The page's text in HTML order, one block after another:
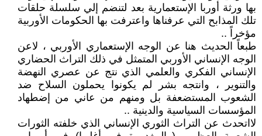
بها ورثة أوربا الإستعمارية بعد لتنضم إلي سلسلة حلقات
تلك المذابح التي عرفناها واعترفت بها الحكومات الأوربية
مؤخراً ..
طبعاً الحديث هنا عن الوجه الإستعماري الأوربي ، لاعن
الوجه الإنساني الأوربي المتمثل في ذلك التراث الحضاري
الإنساني الفكري والعلمي الذي نتج عن عصري النهضة
والتنوير ، وانتجه بشر لم يكونوا يحملون السلاح ضد
الشعوب المستضعفة بل ومنهم من عاني من إضطهاد
المؤسسات السياسية والدينية ..
لااتحدث عن التراث الثوري الإنساني الذي خلفته الثورات